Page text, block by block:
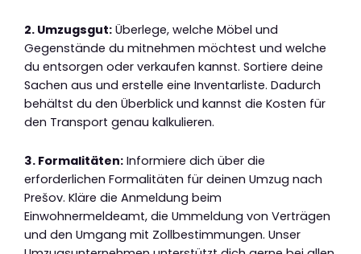
2. Umzugsgut: Überlege, welche Möbel und
Gegenstände du mitnehmen möchtest und welche
du entsorgen oder verkaufen kannst. Sortiere deine
Sachen aus und erstelle eine Inventarliste. Dadurch
behältst du den Überblick und kannst die Kosten für
den Transport genau kalkulieren.
3. Formalitäten: Informiere dich über die
erforderlichen Formalitäten für deinen Umzug nach
Prešov. Kläre die Anmeldung beim
Einwohnermeldeamt, die Ummeldung von Verträgen
und den Umgang mit Zollbestimmungen. Unser